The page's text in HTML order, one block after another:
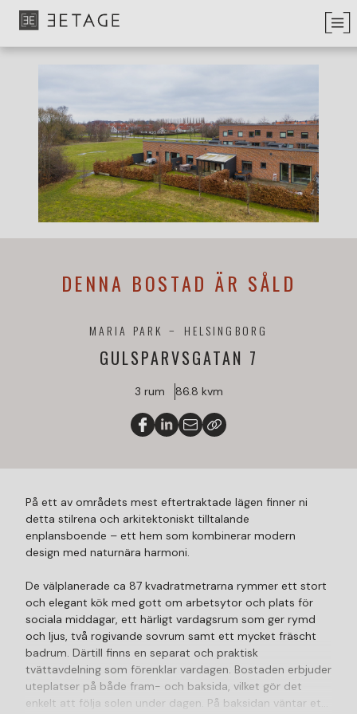
DENNA BOSTAD ÄR SÅLD
GULSPARVSGATAN 7
MARIA PARK HELSINGBORG
3 rum 86.8 kvm
På ett av områdets mest eftertraktade lägen finner ni
detta stilrena och arkitektoniskt tilltalande
enplansboende – ett hem som kombinerar modern
design med naturnära harmoni.
De välplanerade ca 87 kvadratmetrarna rymmer ett stort
och elegant kök med gott om arbetsytor och plats för
sociala middagar, ett härligt vardagsrum som ger rymd
och ljus, två rogivande sovrum samt ett mycket fräscht
badrum. Därtill finns en separat och praktisk
tvättavdelning som förenklar vardagen. Bostaden erbjuder
uteplatser på både fram- och baksida, vilket gör det
enkelt att följa solen under dagen. På baksidan väntar ett